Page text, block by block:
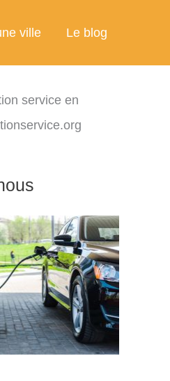
ville Le blog
service en